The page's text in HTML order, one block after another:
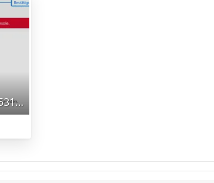
Screenshot 2023-08-02 135313.png